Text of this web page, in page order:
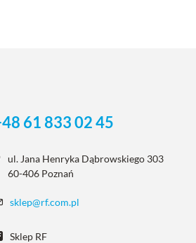
61 833 02 45
ul. Jana Henryka Dąbrowskiego 303
60-406 Poznań
sklep@rf.com.pl
Sklep RF